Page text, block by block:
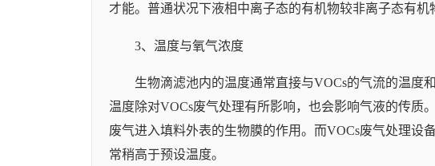
才能。普通状况下液相中离子态的有机物较非离子态有机
3、温度与氧气浓度
生物滴滤池内的温度通常直接与VOCs的气流的温度
温度除对VOCs废气处理有所影响，也会影响气液的传质
废气进入填料外表的生物膜的作用。而VOCs废气处理设
常稍高于预设温度。